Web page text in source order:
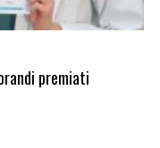
premiati